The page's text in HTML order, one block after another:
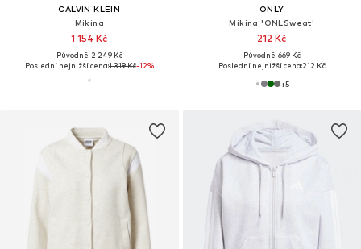
CALVIN KLEIN
Mikina
1 154 Kč
Původně: 2 249 Kč
Poslední nejnižší cena:1 319 Kč-12%
ONLY
Mikina 'ONLSweat'
212 Kč
Původně: 669 Kč
Poslední nejnižší cena:212 Kč
+5